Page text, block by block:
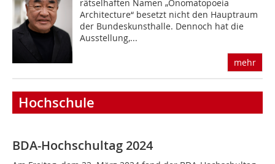
rätselhaften Namen „Onomatopoeia
Architecture“ besetzt nicht den Hauptraum
der Bundeskunsthalle. Dennoch hat die
Ausstellung,...
mehr
Hochschule
BDA-Hochschultag 2024